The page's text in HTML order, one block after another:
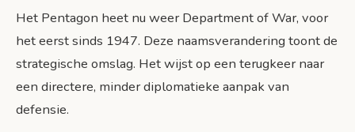
Het Pentagon heet nu weer Department of War, voor
het eerst sinds 1947. Deze naamsverandering toont de
strategische omslag. Het wijst op een terugkeer naar
een directere, minder diplomatieke aanpak van
defensie.